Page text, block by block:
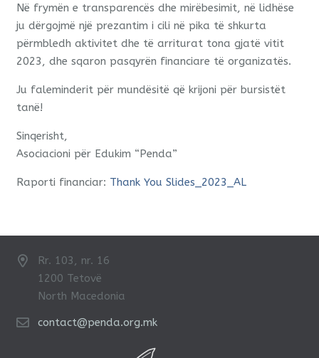
Në frymën e transparencës dhe mirëbesimit, në lidhëse
ju dërgojmë një prezantim i cili në pika të shkurta
përmbledh aktivitet dhe të arriturat tona gjatë vitit
2023, dhe sqaron pasqyrën financiare të organizatës.
Ju faleminderit për mundësitë që krijoni për bursistët
tanë!
Sinqerisht,
Asociacioni për Edukim “Penda”
Raporti financiar: Thank You Slides_2023_AL
Rr. 103, nr. 16
1200 Tetovë
North Macedonia
contact@penda.org.mk